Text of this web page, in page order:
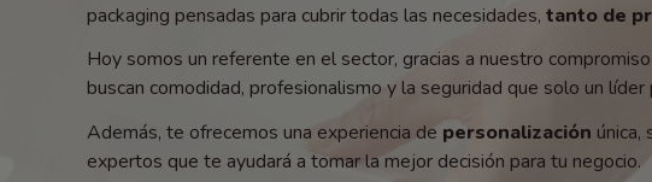
packaging pensadas para cubrir todas las necesidades, tanto de
Hoy somos un referente en el sector, gracias a nuestro
buscan comodidad, profesionalismo y la seguridad que solo un líder
Además, te ofrecemos una experiencia de personalización
expertos que te ayudará a tomar la mejor decisión para tu negocio.